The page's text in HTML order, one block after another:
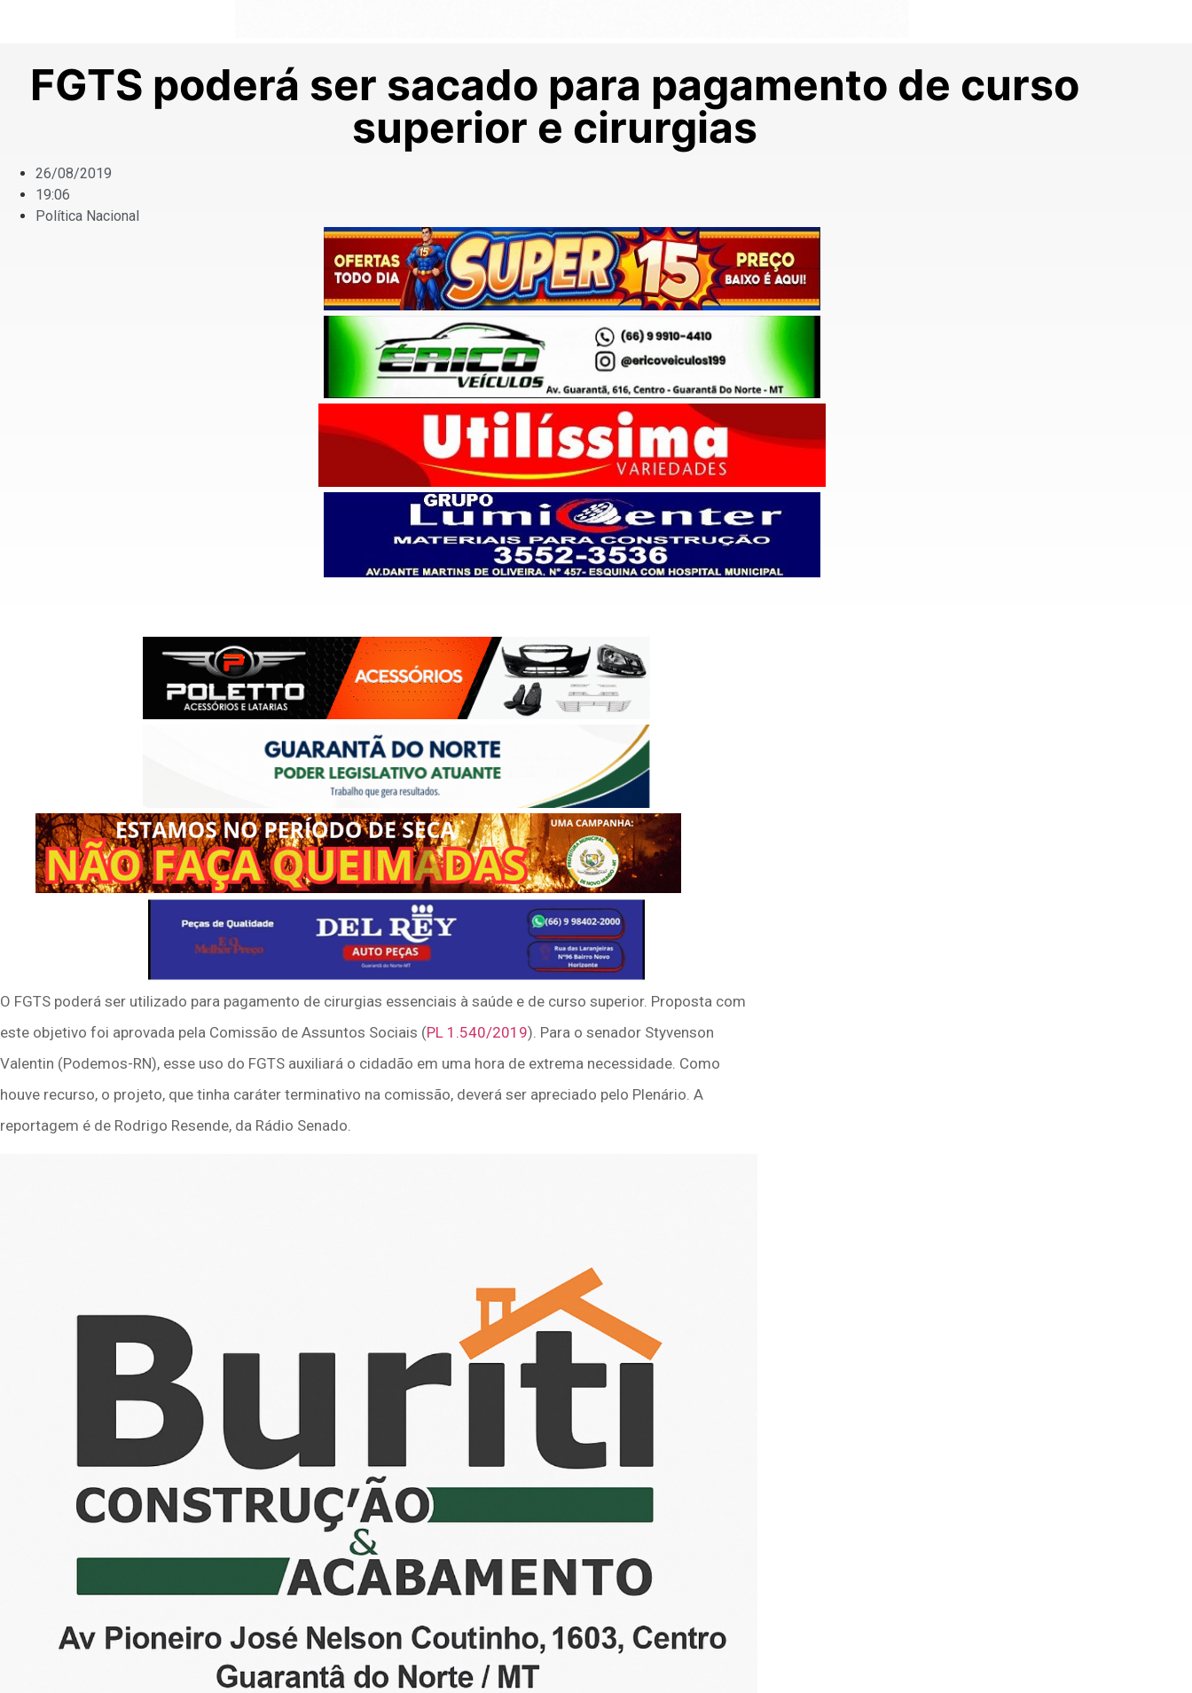
FGTS poderá ser sacado para pagamento de curso
superior e cirurgias
26/08/2019
19:06
Política Nacional
O FGTS poderá ser utilizado para pagamento de cirurgias essenciais à saúde e de curso superior. Proposta com
este objetivo foi aprovada pela Comissão de Assuntos Sociais (PL 1.540/2019). Para o senador Styvenson
Valentin (Podemos-RN), esse uso do FGTS auxiliará o cidadão em uma hora de extrema necessidade. Como
houve recurso, o projeto, que tinha caráter terminativo na comissão, deverá ser apreciado pelo Plenário. A
reportagem é de Rodrigo Resende, da Rádio Senado.